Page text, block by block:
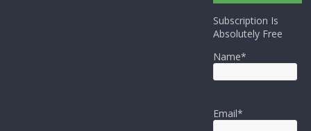
Subscription Is
Absolutely Free
Name*
Email*